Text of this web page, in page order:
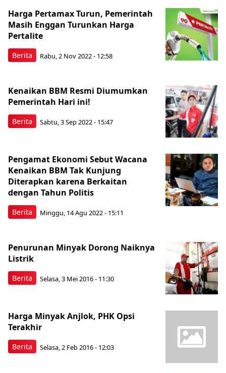
Berita
Harga Pertamax Turun, Pemerintah
Masih Enggan Turunkan Harga
Pertalite
Rabu, 2 Nov 2022 - 12:58
Berita
Kenaikan BBM Resmi Diumumkan
Pemerintah Hari ini!
Sabtu, 3 Sep 2022 - 15:47
Berita
Pengamat Ekonomi Sebut Wacana
Kenaikan BBM Tak Kunjung
Diterapkan karena Berkaitan
dengan Tahun Politis
Minggu, 14 Agu 2022 - 15:11
Berita
Penurunan Minyak Dorong Naiknya
Listrik
Selasa, 3 Mei 2016 - 11:30
Berita
Harga Minyak Anjlok, PHK Opsi
Terakhir
Selasa, 2 Feb 2016 - 12:03